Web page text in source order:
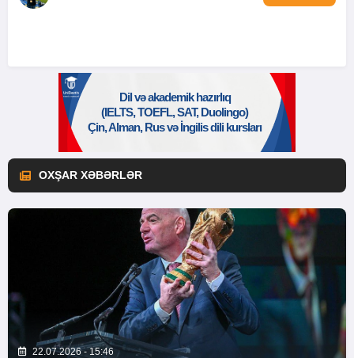
OXŞAR XƏBƏRLƏR
22.07.2026 - 15:46